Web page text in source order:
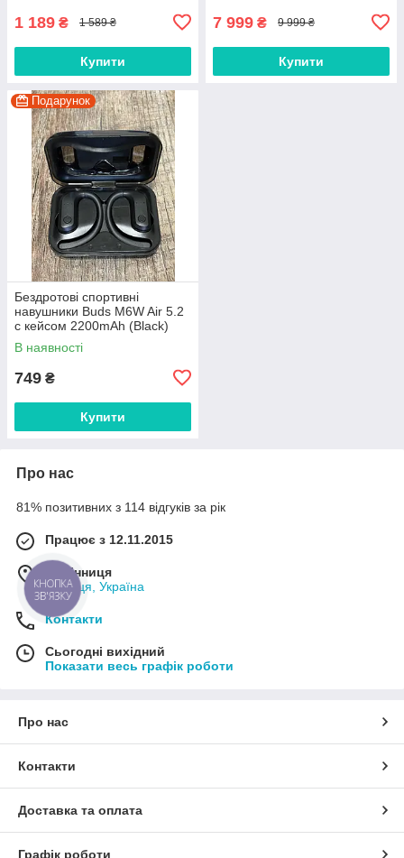
1 189 ₴ 1 589 ₴
Купити
7 999 ₴ 9 999 ₴
Купити
Подарунок
Бездротові спортивні
навушники Buds M6W Air 5.2
c кейсом 2200mAh (Black)
В наявності
749 ₴
Купити
Про нас
81% позитивних з 114 відгуків за рік
Працює з 12.11.2015
м. Вінниця
Вінниця, Україна
Контакти
Сьогодні вихідний
Показати весь графік роботи
Про нас
Контакти
Доставка та оплата
Графік роботи
КНОПКА
ЗВ'ЯЗКУ